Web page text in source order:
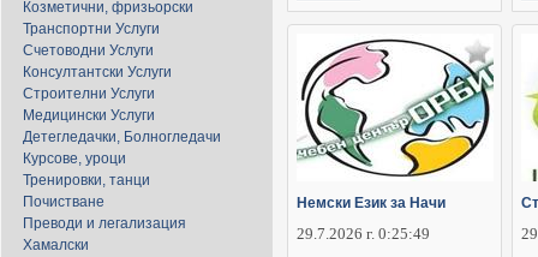
Козметични, фризьорски
Транспортни Услуги
Счетоводни Услуги
Консултантски Услуги
Строителни Услуги
Медицински Услуги
Детегледачки, Болногледачи
Курсове, уроци
Тренировки, танци
Почистване
Преводи и легализация
Хамалски
Немски Език за Начи
29.7.2026 г. 0:25:49